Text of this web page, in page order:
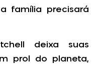
família precisará
deixa suas
prol do planeta,